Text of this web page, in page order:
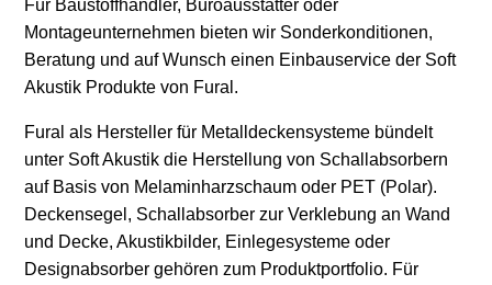
Für Baustoffhändler, Büroausstatter oder
Montageunternehmen bieten wir Sonderkonditionen,
Beratung und auf Wunsch einen Einbauservice der Soft
Akustik Produkte von Fural.
Fural als Hersteller für Metalldeckensysteme bündelt
unter Soft Akustik die Herstellung von Schallabsorbern
auf Basis von Melaminharzschaum oder PET (Polar).
Deckensegel, Schallabsorber zur Verklebung an Wand
und Decke, Akustikbilder, Einlegesysteme oder
Designabsorber gehören zum Produktportfolio. Für